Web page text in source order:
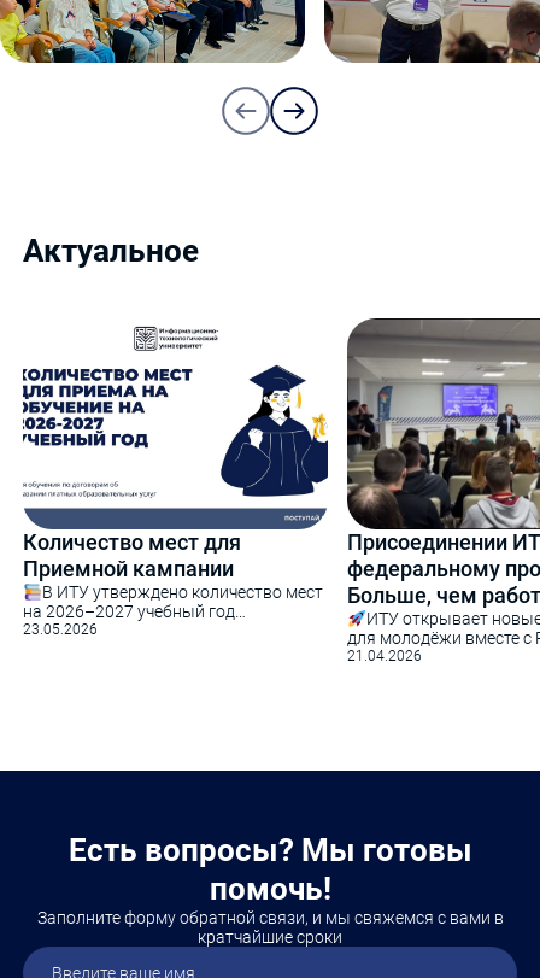
Актуальное
Количество мест для
Приемной кампании
В ИТУ утверждено количество мест
на 2026–2027 учебный год
Информационно-технологический
Информатика и вычислительная
муниципальное управление
Юриспруденция Обучение
23.05.2026
Присоединении
федеральному
Больше, чем
ИТУ открывает
для молодёжи вместе
Информационно-
вклад в будущее —
проект…
21.04.2026
Есть вопросы? Мы готовы
помочь!
Заполните форму обратной связи, и мы свяжемся с вами в
кратчайшие сроки